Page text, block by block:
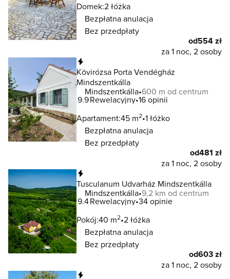
Domek:2 łóżka
Bezpłatna anulacja
Bez przedpłaty
od554 zł
za 1 noc, 2 osoby
Kövirózsa Porta Vendégház
Mindszentkálla
Mindszentkálla 600 m od centrum
9.9Rewelacyjny 16 opinii
Apartament:45 m2 1 łóżko
Bezpłatna anulacja
Bez przedpłaty
od481 zł
za 1 noc, 2 osoby
Tusculanum Udvarház Mindszentkálla
Mindszentkálla 9,2 km od centrum
9.4Rewelacyjny 34 opinie
Pokój:40 m2 2 łóżka
Bezpłatna anulacja
Bez przedpłaty
od603 zł
za 1 noc, 2 osoby